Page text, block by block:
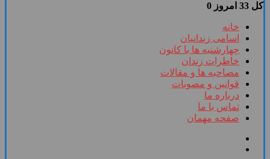
کل امروز 0
خانه
اسامی زندانیان
چهارشنبه ها با کانون
خاطرات زندان
مصاحبه ها و مقالات
قوانین و مصوبات
درباره ما
تماس با ما
صفحه مهمان